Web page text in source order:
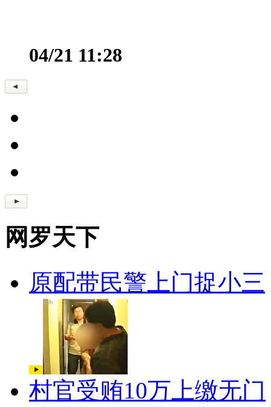
04/21 11:28
网罗天下
原配带民警上门捉小三
村官受贿10万上缴无门